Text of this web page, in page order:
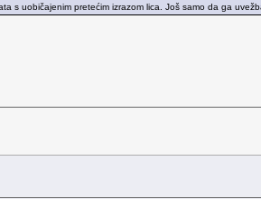
s uobičajenim pretećim izrazom lica. Još samo da ga